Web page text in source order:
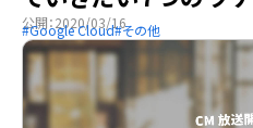
公開：2020/03/16
Google Cloud その他